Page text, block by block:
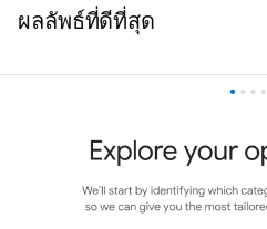
ผลลัพธ์ที่ดีที่สุด